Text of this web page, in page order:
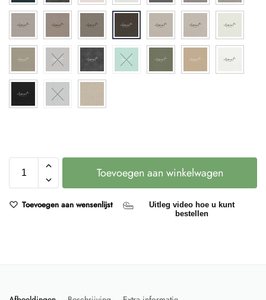
Toevoegen aan winkelwagen
Toevoegen aan wensenlijst
Uitleg video hoe u kunt
bestellen